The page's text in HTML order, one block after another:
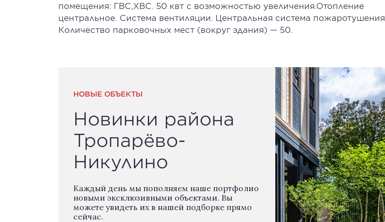
помещения: ГВС,ХВС. 50 квт с возможностью увеличения.Отопление
центральное. Система вентиляции. Центральная система пожаротушения.
Количество парковочных мест (вокруг здания) — 50.
НОВЫЕ ОБЪЕКТЫ
Новинки района
Тропарёво-
Никулино
Каждый день мы пополняем наше портфолио
новыми эксклюзивными объектами. Вы
можете увидеть их в нашей подборке прямо
сейчас.